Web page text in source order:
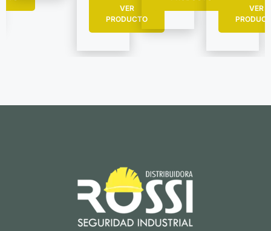
VER
PRODUCTO
VER